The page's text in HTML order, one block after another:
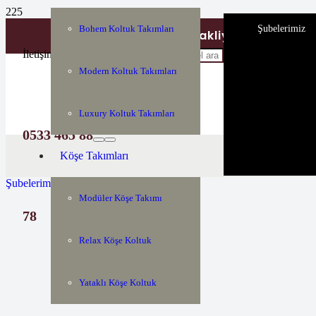
Tüm Türkiyeye Nakliye ve Montaj
İletişim
0533 465 88
78
Şubelerimiz
Bohem Koltuk Takımları
Modern Koltuk Takımları
Luxury Koltuk Takımları
Köşe Takımları
Modüler Köşe Takımı
Relax Köşe Koltuk
Yataklı Köşe Koltuk
Şubelerimiz